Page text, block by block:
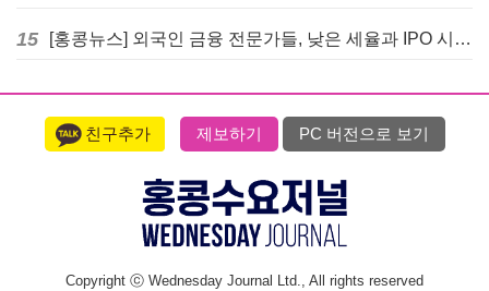
15 [홍콩뉴스] 외국인 금융 전문가들, 낮은 세율과 IPO 시장 회복에 홍콩으로 '대거 복귀'
친구추가 제보하기 PC 버전으로 보기
Copyright ⓒ Wednesday Journal Ltd., All rights reserved